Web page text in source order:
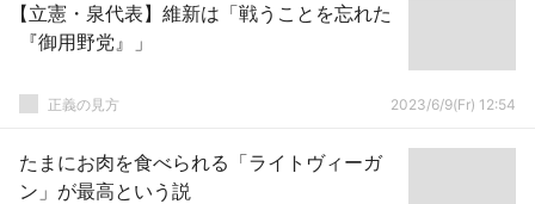
【立憲・泉代表】維新は「戦うことを忘れた
『御用野党』」
正義の見方 2023/6/9(Fr) 12:54
たまにお肉を食べられる「ライトヴィーガ
ン」が最高という説